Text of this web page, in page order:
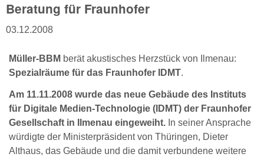
Beratung für Fraunhofer
03.12.2008
Müller-BBM berät akustisches Herzstück von Ilmenau:
Spezialräume für das Fraunhofer IDMT.
Am 11.11.2008 wurde das neue Gebäude des Instituts
für Digitale Medien-Technologie (IDMT) der Fraunhofer
Gesellschaft in Ilmenau eingeweiht. In seiner Ansprache
würdigte der Ministerpräsident von Thüringen, Dieter
Althaus, das Gebäude und die damit verbundene weitere